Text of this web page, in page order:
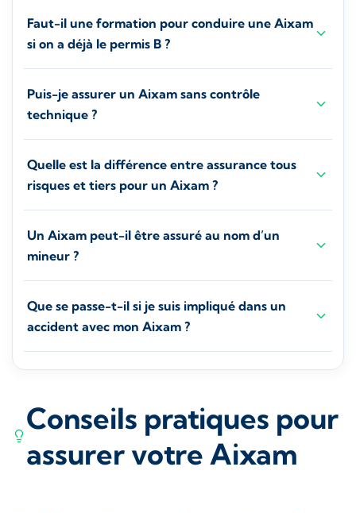
Faut-il une formation pour conduire une Aixam
si on a déjà le permis B ?
Puis-je assurer un Aixam sans contrôle
technique ?
Quelle est la différence entre assurance tous
risques et tiers pour un Aixam ?
Un Aixam peut-il être assuré au nom d’un
mineur ?
Que se passe-t-il si je suis impliqué dans un
accident avec mon Aixam ?
Conseils pratiques pour
assurer votre Aixam